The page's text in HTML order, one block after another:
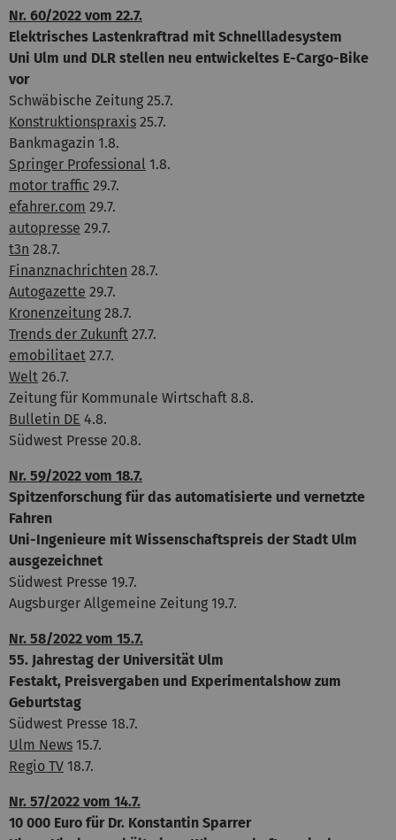
Nr. 60/2022 vom 22.7.
Elektrisches Lastenkraftrad mit Schnellladesystem
Uni Ulm und DLR stellen neu entwickeltes E-Cargo-Bike
vor
Schwäbische Zeitung 25.7.
Konstruktionspraxis 25.7.
Bankmagazin 1.8.
Springer Professional 1.8.
motor traffic 29.7.
efahrer.com 29.7.
autopresse 29.7.
t3n 28.7.
Finanznachrichten 28.7.
Autogazette 29.7.
Kronenzeitung 28.7.
Trends der Zukunft 27.7.
emobilitaet 27.7.
Welt 26.7.
Zeitung für Kommunale Wirtschaft 8.8.
Bulletin DE 4.8.
Südwest Presse 20.8.
Nr. 59/2022 vom 18.7.
Spitzenforschung für das automatisierte und vernetzte
Fahren
Uni-Ingenieure mit Wissenschaftspreis der Stadt Ulm
ausgezeichnet
Südwest Presse 19.7.
Augsburger Allgemeine Zeitung 19.7.
Nr. 58/2022 vom 15.7.
55. Jahrestag der Universität Ulm
Festakt, Preisvergaben und Experimentalshow zum
Geburtstag
Südwest Presse 18.7.
Ulm News 15.7.
Regio TV 18.7.
Nr. 57/2022 vom 14.7.
10 000 Euro für Dr. Konstantin Sparrer